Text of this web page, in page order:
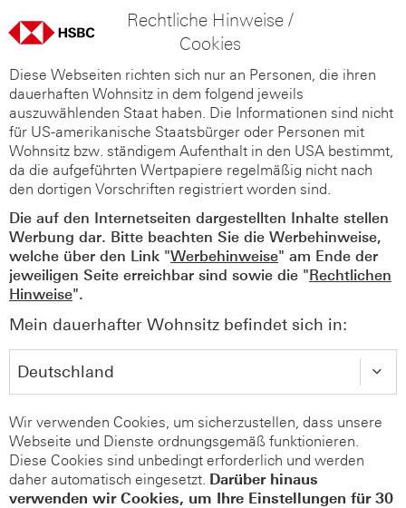
Rechtliche Hinweise /
Cookies
Diese Webseiten richten sich nur an Personen, die ihren
dauerhaften Wohnsitz in dem folgend jeweils
auszuwählenden Staat haben. Die Informationen sind nicht
für US-amerikanische Staatsbürger oder Personen mit
Wohnsitz bzw. ständigem Aufenthalt in den USA bestimmt,
da die aufgeführten Wertpapiere regelmäßig nicht nach
den dortigen Vorschriften registriert worden sind.
Die auf den Internetseiten dargestellten Inhalte stellen
Werbung dar. Bitte beachten Sie die Werbehinweise,
welche über den Link "Werbehinweise" am Ende der
jeweiligen Seite erreichbar sind sowie die "Rechtlichen
Hinweise".
Mein dauerhafter Wohnsitz befindet sich in:
Wir verwenden Cookies, um sicherzustellen, dass unsere
Webseite und Dienste ordnungsgemäß funktionieren.
Diese Cookies sind unbedingt erforderlich und werden
daher automatisch eingesetzt. Darüber hinaus
verwenden wir Cookies, um Ihre Einstellungen für 30